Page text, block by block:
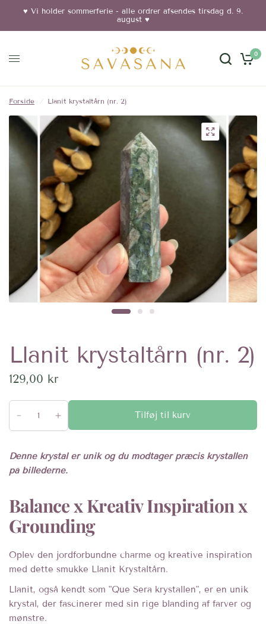
♥︎ Vi holder sommerferie - alle ordrer afsendes tirsdag d. 9.
august ♥︎
0
Forside Llanit krystaltårn (nr. 2)
Llanit krystaltårn (nr. 2)
129,00 kr
Tilføj til kurv
Denne krystal er unik og du modtager præcis krystallen
på billederne.
Balance x Kreativ Inspiration x
Grounding
Oplev den jordforbundne charme og kreative inspiration
med dette smukke Llanit Krystaltårn.
Llanit, også kendt som "Que Sera krystallen", er en unik
krystal, der fascinerer med sin rige blanding af farver og
mønstre.